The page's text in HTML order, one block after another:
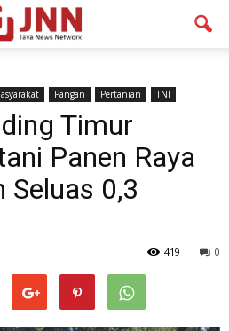
Pangan Pertanian TNI
Timur
Panen Raya
Seluas 0,3
0
419